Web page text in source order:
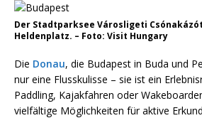
Der Stadtparksee Városligeti
Heldenplatz. – Foto: Visit Hungary
Die Donau, die Budapest in Buda und
nur eine Flusskulisse – sie ist ein
Paddling, Kajakfahren oder
vielfältige Möglichkeiten für aktive